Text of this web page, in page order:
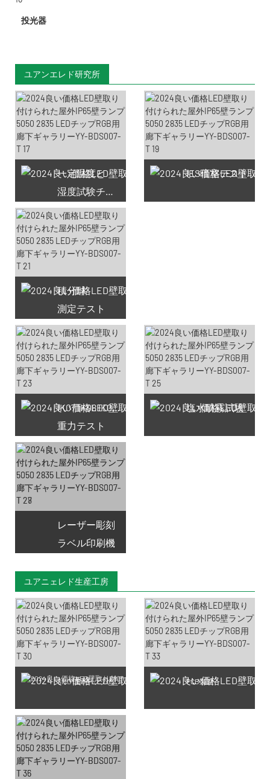
投光器
ユアンエレド研究所
一定温度と
湿度試験チャンバー
IES暗室テスト
積分球
測定テスト
利用可能なクーポン66件
IK07 IK08 IK09 IK10
重力テスト
塩水噴霧試験
レーザー彫刻
ラベル印刷機
ユアニェレド生産工房
SMD LEDチップの製造 PCB製造